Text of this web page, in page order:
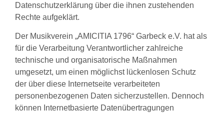
Datenschutzerklärung über die ihnen zustehenden
Rechte aufgeklärt.
Der Musikverein „AMICITIA 1796“ Garbeck e.V. hat als
für die Verarbeitung Verantwortlicher zahlreiche
technische und organisatorische Maßnahmen
umgesetzt, um einen möglichst lückenlosen Schutz
der über diese Internetseite verarbeiteten
personenbezogenen Daten sicherzustellen. Dennoch
können Internetbasierte Datenübertragungen